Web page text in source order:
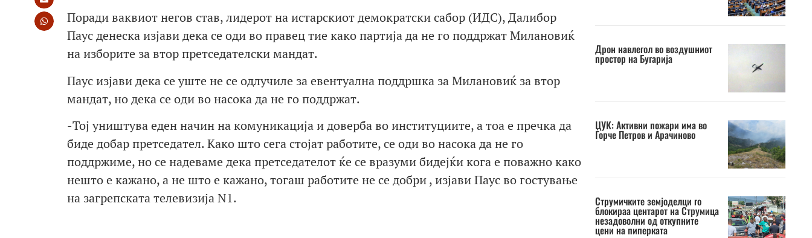
Поради ваквиот негов став, лидерот на истарскиот демократски сабор (ИДС), Далибор
Паус денеска изјави дека се оди во правец тие како партија да не го поддржат Милановиќ
на изборите за втор претседателски мандат.
Паус изјави дека се уште не се одлучиле за евентуална поддршка за Милановиќ за втор
мандат, но дека се оди во насока да не го поддржат.
-Тој уништува еден начин на комуникација и доверба во институциите, а тоа е пречка да
биде добар претседател. Како што сега стојат работите, се оди во насока да не го
поддржиме, но се надеваме дека претседателот ќе се вразуми бидејќи кога е поважно како
нешто е кажано, а не што е кажано, тогаш работите не се добри , изјави Паус во гостување
на загрепската телевизија N1.
Дрон навлегол во воздушниот
простор на Бугарија
ЦУК: Активни пожари има во
Ѓорче Петров и Арачиново
Струмичките земјоделци го
блокираа центарот на Струмица
незадоволни од откупните
цени на пиперката